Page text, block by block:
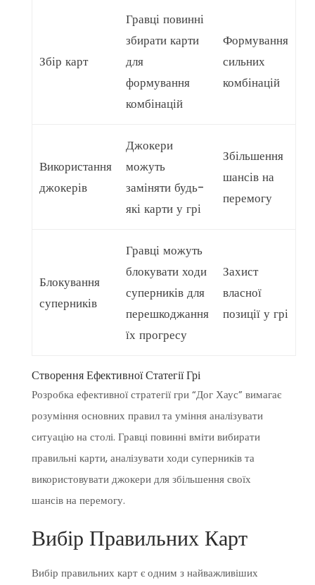
Збір карт
Гравці повинні
збирати карти
для
формування
комбінацій
Формування
сильних
комбінацій
Використання
джокерів
Джокери
можуть
заміняти будь-
які карти у грі
Збільшення
шансів на
перемогу
Блокування
суперників
Гравці можуть
блокувати ходи
суперників для
перешкоджання
їх прогресу
Захист
власної
позиції у грі
Створення Ефективної Статегії Грі
Розробка ефективної стратегії гри “Дог Хаус” вимагає
розуміння основних правил та уміння аналізувати
ситуацію на столі. Гравці повинні вміти вибирати
правильні карти, аналізувати ходи суперників та
використовувати джокери для збільшення своїх
шансів на перемогу.
Вибір Правильних Карт
Вибір правильних карт є одним з найважливіших